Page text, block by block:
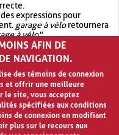
expressions pour
garage à véloretournera
à vélo".
avec OR.garage OR vélo
quegarage à vélo
AFIN DE
NAVIGATION.
des témoins de connexion
et offrir une meilleure
le site, vous acceptez
spécifiées aux conditions
de connexion en modifiant
plus sur le recours aux